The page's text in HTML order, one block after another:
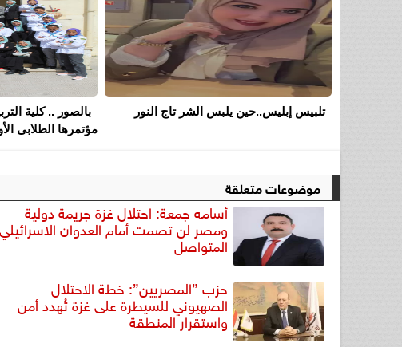
تلبيس إبليس..حين يلبس الشر تاج النور
بالصور .. كلية
مؤتمرها الطلابى
موضوعات متعلقة
أسامه جمعة: احتلال غزة جريمة دولية
ومصر لن تصمت أمام العدوان الاسرائيلي
المتواصل
حزب ”المصريين”: خطة الاحتلال
الصهيوني للسيطرة على غزة تُهدد أمن
واستقرار المنطقة